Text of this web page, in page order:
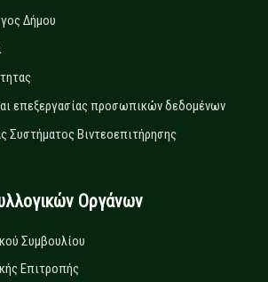
Δήμου
επεξεργασίας προσωπικών δεδομένων
Συστήματος Βιντεοεπιτήρησης
Οργάνων
Συμβουλίου
Επιτροπής